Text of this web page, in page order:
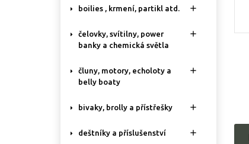
boilies , krmení, partikl atd. 
čelovky, svítilny, power
banky a chemická světla

čluny, motory, echoloty a
belly boaty

bivaky, brolly a přístřešky 
deštníky a příslušenství 